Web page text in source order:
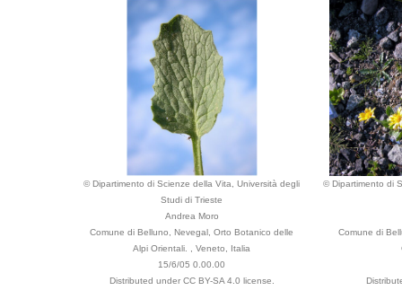
© Dipartimento di Scienze della Vita, Università degli
Studi di Trieste
Andrea Moro
Comune di Belluno, Nevegal, Orto Botanico delle
Alpi Orientali. , Veneto, Italia
15/6/05 0.00.00
Distributed under CC BY-SA 4.0 license.
© Dipartimento di
Comune di